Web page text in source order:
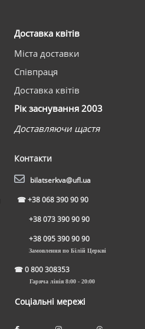
Доставка квітів
Міста доставки
Співпраця
Доставка квітів
Рік заснування 2003
Доставляючи щастя
Контакти
bilatserkva@ufl.ua
☎+38 068 390 90 90
+38 073 390 90 90
+38 095 390 90 90
Замовлення по Білій Церкві
☎0 800 308353
Гаряча лінія 8:00 - 20:00
Соціальні мережі